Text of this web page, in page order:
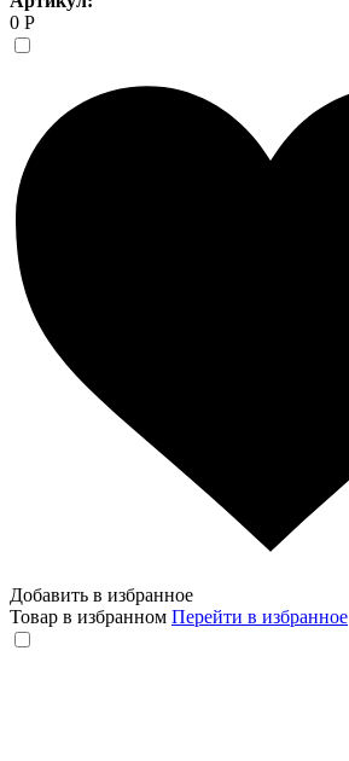
0 Р
Добавить в избранное
Товар в избранном Перейти в избранное